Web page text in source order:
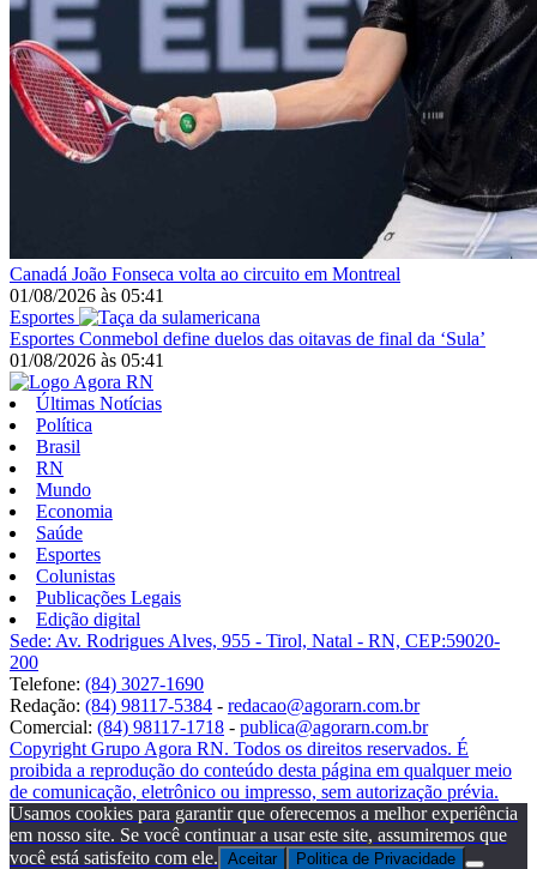
Canadá João Fonseca volta ao circuito em Montreal
01/08/2026 às 05:41
Esportes
Esportes Conmebol define duelos das oitavas de final da ‘Sula’
01/08/2026 às 05:41
Últimas Notícias
Política
Brasil
RN
Mundo
Economia
Saúde
Esportes
Colunistas
Publicações Legais
Edição digital
Sede: Av. Rodrigues Alves, 955 - Tirol, Natal - RN, CEP:59020-
200
Telefone: (84) 3027-1690
Redação: (84) 98117-5384 - redacao@agorarn.com.br
Comercial: (84) 98117-1718 - publica@agorarn.com.br
Copyright Grupo Agora RN. Todos os direitos reservados. É
proibida a reprodução do conteúdo desta página em qualquer meio
de comunicação, eletrônico ou impresso, sem autorização prévia.
Usamos cookies para garantir que oferecemos a melhor experiência
em nosso site. Se você continuar a usar este site, assumiremos que
você está satisfeito com ele. Aceitar Politica de Privacidade